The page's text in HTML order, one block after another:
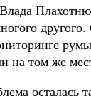
на том же